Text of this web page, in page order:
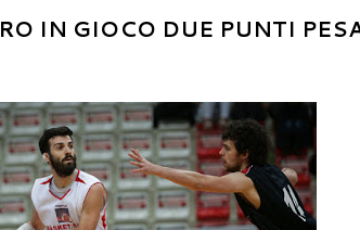
IN GIOCO DUE PUNTI